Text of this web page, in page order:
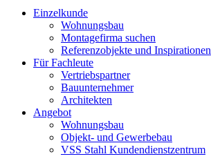
Einzelkunde
Wohnungsbau
Montagefirma suchen
Referenzobjekte und Inspirationen
Für Fachleute
Vertriebspartner
Bauunternehmer
Architekten
Angebot
Wohnungsbau
Objekt- und Gewerbebau
VSS Stahl Kundendienstzentrum